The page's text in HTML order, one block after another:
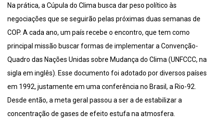
Na prática, a Cúpula do Clima busca dar peso político às
negociações que se seguirão pelas próximas duas semanas de
COP. A cada ano, um país recebe o encontro, que tem como
principal missão buscar formas de implementar a Convenção-
Quadro das Nações Unidas sobre Mudança do Clima (UNFCCC, na
sigla em inglês). Esse documento foi adotado por diversos países
em 1992, justamente em uma conferência no Brasil, a Rio-92.
Desde então, a meta geral passou a ser a de estabilizar a
concentração de gases de efeito estufa na atmosfera.